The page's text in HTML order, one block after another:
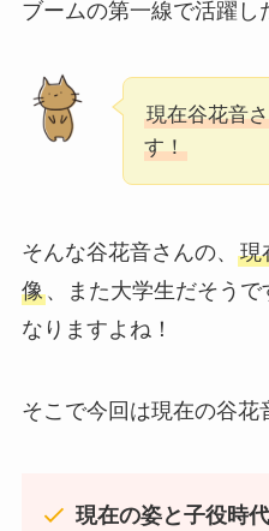
ブームの第一線で活躍し
現在谷花音
す！
そんな谷花音さんの、 現
像、また大学生だそうで
なりますよね！
そこで今回は現在の谷花
現在の姿と子役時